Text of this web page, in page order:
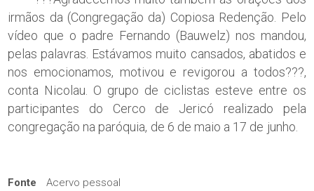
irmãos da (Congregação da) Copiosa Redenção. Pelo
vídeo que o padre Fernando (Bauwelz) nos mandou,
pelas palavras. Estávamos muito cansados, abatidos e
nos emocionamos, motivou e revigorou a todos???,
conta Nicolau. O grupo de ciclistas esteve entre os
participantes do Cerco de Jericó realizado pela
congregação na paróquia, de 6 de maio a 17 de junho.
Fonte Acervo pessoal